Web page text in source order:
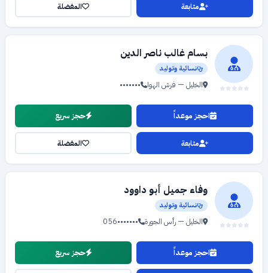
متابعة المفضلة
بسام غالب ناصر الدين
نسائية وتوليد
الخليل — فرش الهوا •••••••
احجز موعداً حجز سريع
متابعة المفضلة
وفاء جميل أبو داوود
نسائية وتوليد
الخليل — رأس الجورة 056•••••••
احجز موعداً حجز سريع